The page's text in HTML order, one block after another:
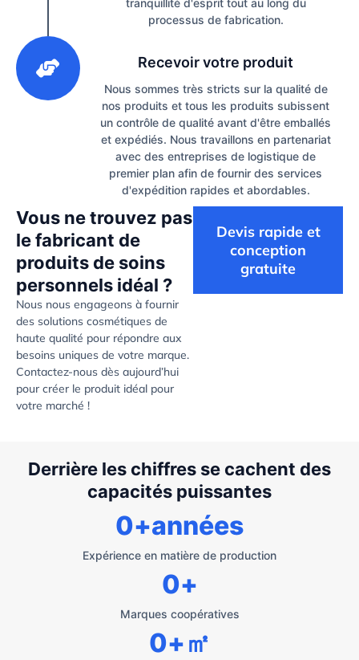
tranquillité d'esprit tout au long du
processus de fabrication.
Recevoir votre produit
Nous sommes très stricts sur la qualité de
nos produits et tous les produits subissent
un contrôle de qualité avant d'être emballés
et expédiés. Nous travaillons en partenariat
avec des entreprises de logistique de
premier plan afin de fournir des services
d'expédition rapides et abordables.
Vous ne trouvez pas
le fabricant de
produits de soins
personnels idéal ?
Nous nous engageons à fournir
des solutions cosmétiques de
haute qualité pour répondre aux
besoins uniques de votre marque.
Contactez-nous dès aujourd’hui
pour créer le produit idéal pour
votre marché !
Devis rapide et
conception
gratuite
Derrière les chiffres se cachent des
capacités puissantes
Expérience en matière de production
0+années
Marques coopératives
0+
0+㎡